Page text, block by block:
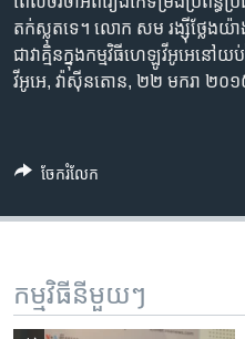
ទៅ​
កាន់​
ទំព័រ​
ស្វែង​
ភាសា
តក់ស្លុត​ទេ។ លោក សម រង្ស៊ី​ថ្លែង​យ៉
ជា​វាគ្មិន​ក្នុង​កម្មវិធី​ហេឡូ​វីអូអេ​ន
វីអូអេ, វ៉ាស៊ីនតោន, ២២ មករា ២០១
ចែករំលែក
កម្មវិធី​នីមួយៗ